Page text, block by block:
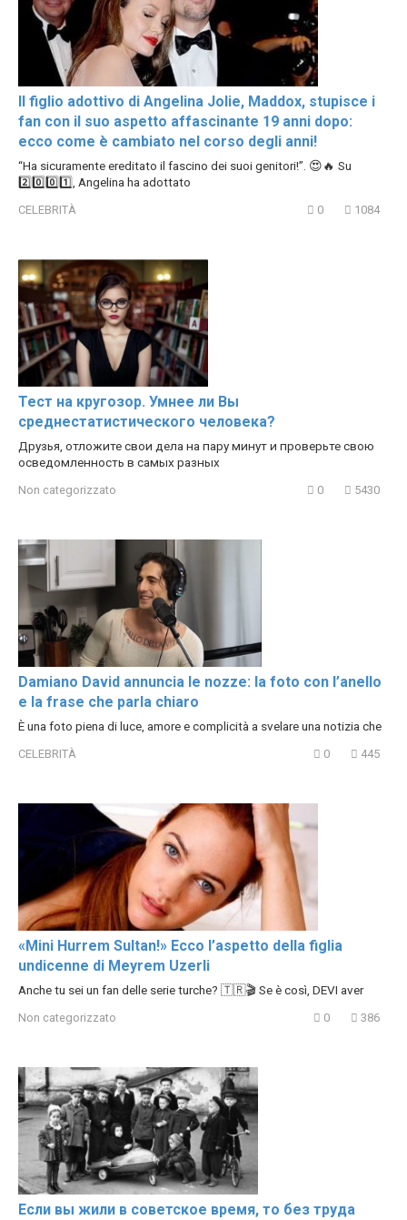
Il figlio adottivo di Angelina Jolie, Maddox, stupisce i
fan con il suo aspetto affascinante 19 anni dopo:
ecco come è cambiato nel corso degli anni!
“Ha sicuramente ereditato il fascino dei suoi genitori!”. 😍🔥 Su
2️⃣0️⃣0️⃣1️⃣, Angelina ha adottato
CELEBRITÀ 0 1084
Тест на кругозор. Умнее ли Вы
среднестатистического человека?
Друзья, отложите свои дела на пару минут и проверьте свою
осведомленность в самых разных
Non categorizzato 0 5430
Damiano David annuncia le nozze: la foto con l’anello
e la frase che parla chiaro
È una foto piena di luce, amore e complicità a svelare una notizia che
CELEBRITÀ 0 445
«Mini Hurrem Sultan!» Ecco l’aspetto della figlia
undicenne di Meyrem Uzerli
Anche tu sei un fan delle serie turche? 🇹🇷🎬 Se è così, DEVI aver
Non categorizzato 0 386
Если вы жили в советское время, то без труда